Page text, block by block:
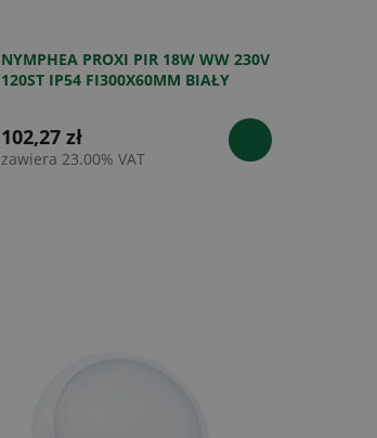
NYMPHEA PROXI PIR 18W WW 230V
120ST IP54 FI300X60MM BIAŁY
102,27 zł
zawiera 23.00% VAT